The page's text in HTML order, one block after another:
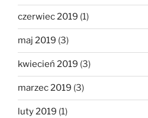
czerwiec 2019 (1)
maj 2019 (3)
kwiecień 2019 (3)
marzec 2019 (3)
luty 2019 (1)